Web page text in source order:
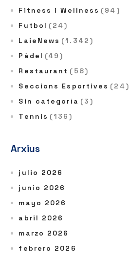
Fitness i Wellness (94)
Futbol (24)
LaieNews (1.342)
Pàdel (49)
Restaurant (58)
Seccions Esportives (24)
Sin categoría (3)
Tennis (136)
Arxius
julio 2026
junio 2026
mayo 2026
abril 2026
marzo 2026
febrero 2026